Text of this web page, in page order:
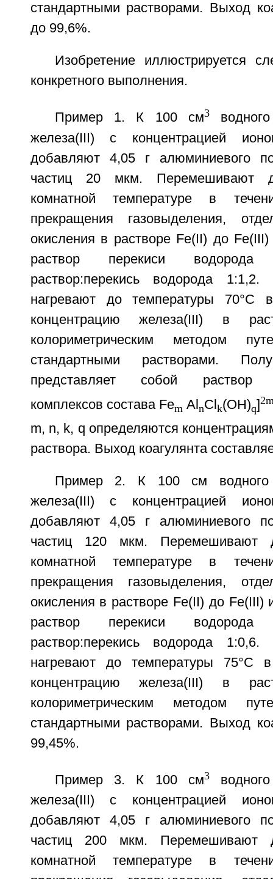
стандартными растворами. Выход
до 99,6%.
Изобретение иллюстрируется
конкретного выполнения.
Пример 1. К 100 см3
железа(III) с концентрацией
добавляют 4,05 г алюминиевого
частиц 20 мкм. Перемешивают
комнатной температуре в
прекращения газовыделения,
окисления в растворе Fe(II) до
раствор перекиси
раствор:перекись водорода
нагревают до температуры 70°C
концентрацию железа(III) в
колориметрическим методом
стандартными растворами.
представляет собой раствор
комплексов состава Fem Al nCl k(OH)q]
m, n, k, q определяются
раствора. Выход коагулянта
Пример 2. К 100 см водного
железа(III) с концентрацией
добавляют 4,05 г алюминиевого
частиц 120 мкм. Перемешивают
комнатной температуре в
прекращения газовыделения,
окисления в растворе Fe(II) до Fe(III)
раствор перекиси
раствор:перекись водорода
нагревают до температуры 75°C
концентрацию железа(III) в
колориметрическим методом
стандартными растворами. Выход
99,45%.
Пример 3. К 100 см3
железа(III) с концентрацией
добавляют 4,05 г алюминиевого
частиц 200 мкм. Перемешивают
комнатной температуре в